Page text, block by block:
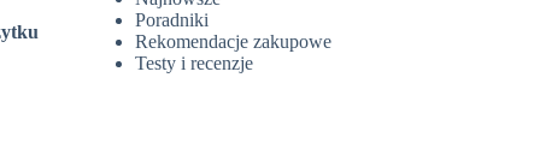
Poradniki
Rekomendacje zakupowe
Testy i recenzje